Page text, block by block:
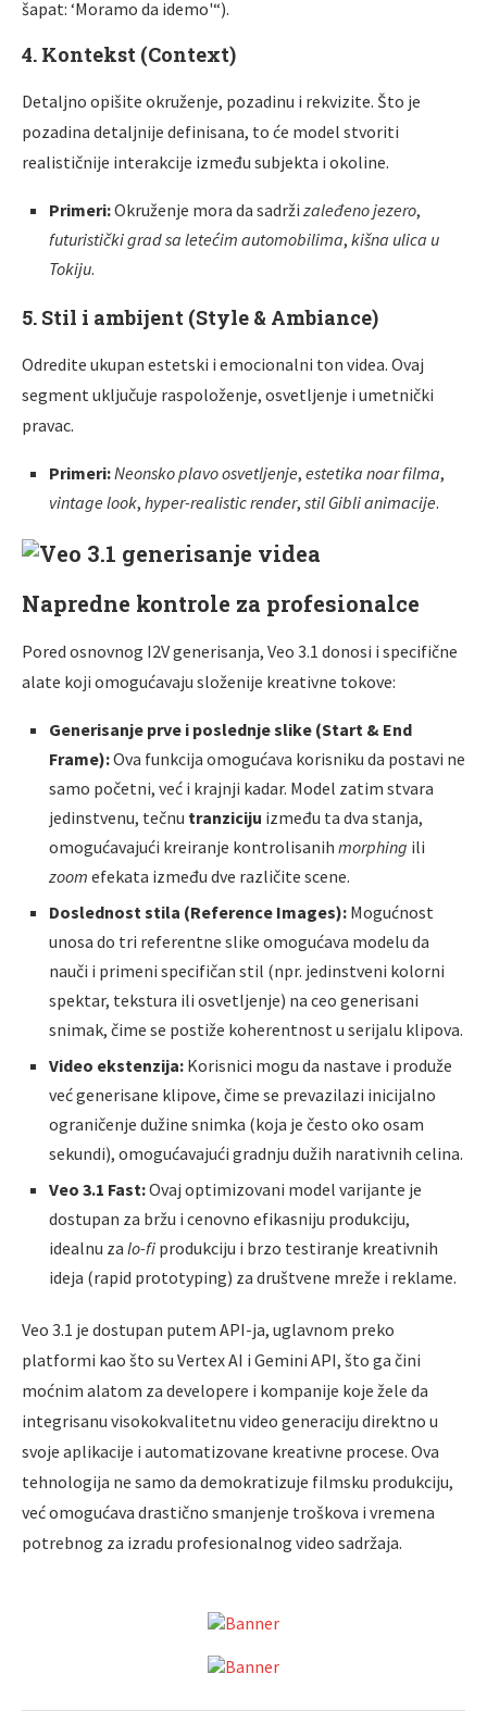
šapat: ‘Moramo da idemo'“).
4. Kontekst (Context)
Detaljno opišite okruženje, pozadinu i rekvizite. Što je
pozadina detaljnije definisana, to će model stvoriti
realističnije interakcije između subjekta i okoline.
Primeri:Okruženje mora da sadrži zaleđeno jezero,
futuristički grad sa letećim automobilima, kišna ulica u
Tokiju.
5. Stil i ambijent (Style & Ambiance)
Odredite ukupan estetski i emocionalni ton videa. Ovaj
segment uključuje raspoloženje, osvetljenje i umetnički
pravac.
Primeri:Neonsko plavo osvetljenje, estetika noar filma,
vintage look, hyper-realistic render, stil Gibli animacije.
Napredne kontrole za profesionalce
Pored osnovnog I2V generisanja, Veo 3.1 donosi i specifične
alate koji omogućavaju složenije kreativne tokove:
Generisanje prve i poslednje slike (Start & End
Frame):Ova funkcija omogućava korisniku da postavi ne
samo početni, već i krajnji kadar. Model zatim stvara
jedinstvenu, tečnu tranziciju između ta dva stanja,
omogućavajući kreiranje kontrolisanih morphing ili
zoom efekata između dve različite scene.
Doslednost stila (Reference Images): Mogućnost
unosa do tri referentne slike omogućava modelu da
nauči i primeni specifičan stil (npr. jedinstveni kolorni
spektar, tekstura ili osvetljenje) na ceo generisani
snimak, čime se postiže koherentnost u serijalu klipova.
Video ekstenzija: Korisnici mogu da nastave i produže
već generisane klipove, čime se prevazilazi inicijalno
ograničenje dužine snimka (koja je često oko osam
sekundi), omogućavajući gradnju dužih narativnih celina.
Veo 3.1 Fast:Ovaj optimizovani model varijante je
dostupan za bržu i cenovno efikasniju produkciju,
idealnu za lo-fi produkciju i brzo testiranje kreativnih
ideja (rapid prototyping) za društvene mreže i reklame.
Veo 3.1 je dostupan putem API-ja, uglavnom preko
platformi kao što su Vertex AI i Gemini API, što ga čini
moćnim alatom za developere i kompanije koje žele da
integrisanu visokokvalitetnu video generaciju direktno u
svoje aplikacije i automatizovane kreativne procese. Ova
tehnologija ne samo da demokratizuje filmsku produkciju,
već omogućava drastično smanjenje troškova i vremena
potrebnog za izradu profesionalnog video sadržaja.